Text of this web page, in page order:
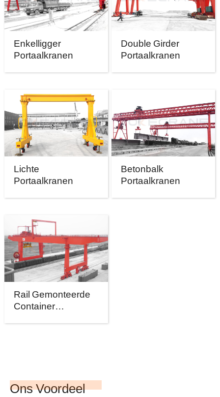
Enkelligger
Portaalkranen
Double Girder
Portaalkranen
Lichte
Portaalkranen
Betonbalk
Portaalkranen
Rail Gemonteerde
Container
Ons Voordeel